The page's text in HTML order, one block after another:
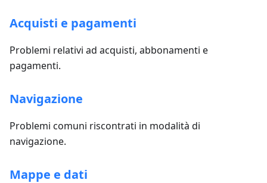
Acquisti e pagamenti
Problemi relativi ad acquisti, abbonamenti e
pagamenti.
Navigazione
Problemi comuni riscontrati in modalità di
navigazione.
Mappe e dati